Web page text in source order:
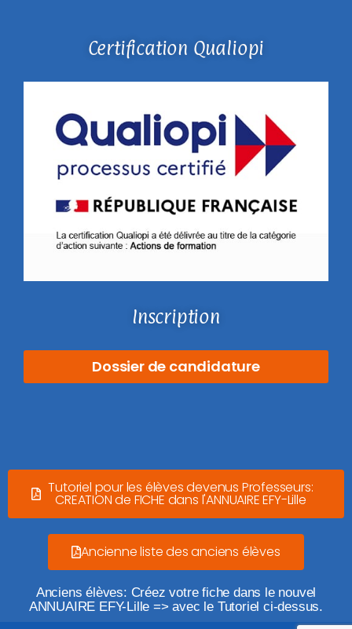
Certification Qualiopi
Inscription
Dossier de candidature
Tutoriel pour les élèves devenus Professeurs:
CREATION de FICHE dans l'ANNUAIRE EFY-Lille
Ancienne liste des anciens élèves
Anciens élèves: Créez votre fiche dans le nouvel
ANNUAIRE EFY-Lille => avec le Tutoriel ci-dessus.